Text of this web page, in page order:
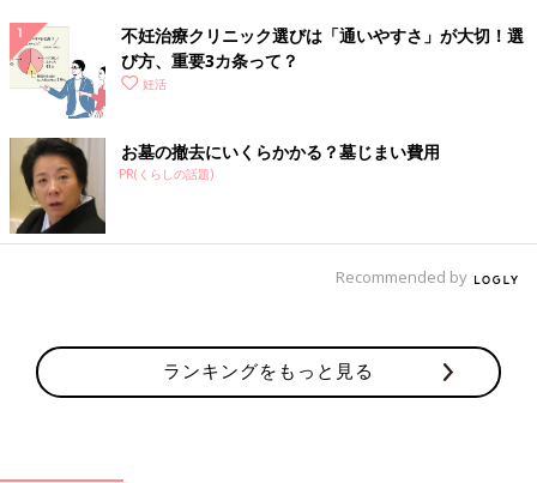
軽に精液検査に訪れている」と小堀先生は言います。妊活に積極
的な男性も増えている証拠かもしれません。
最近では、自宅で精子の数や動きをチェックできる簡易キットも
あります。検査のハードルはどんどん下がっているので、ぜひ早
めにチェックを。もし、気になる症状があってどこに相談すれば
いいかわからない場合は、婦人科だけでなく、泌尿器科でも検査
をしてもらうことができるので気軽に相談してみましょう。
保険適用化によって“不妊治療”は「カッ
プルでスタート」がスタンダードに。い
ケート
へ行ったらいいのか、悩みますね。クリニック
の選び方と心得として知っておくべきことを、
妊活コーチの松本亜樹子さんに最新情報ととも
不妊治療クリニック選びは「通いやすさ」が大切！選
び方、重要3カ条って？
妊活
お墓の撤去にいくらかかる？墓じまい費用
PR(くらしの話題)
Recommended by
ランキングをもっと見る